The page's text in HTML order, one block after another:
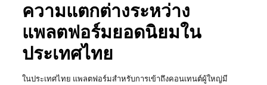
ความแตกต่างระหว่าง
แพลตฟอร์มยอดนิยมใน
ประเทศไทย
ในประเทศไทย แพลตฟอร์มสำหรับการเข้าถึงคอนเทนต์ผู้ใหญ่มี